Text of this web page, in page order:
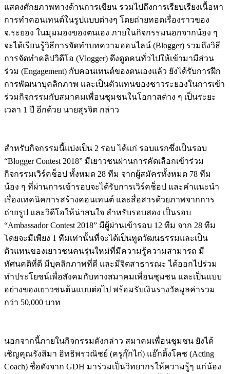
แสดงศักยภาพทางด้านการเขียน รวมไปถึงการเรียบเรียงเนื้อหา
การทำคอนเทนต์ในรูปแบบต่างๆ โดยถ่ายทอดเรื่องราวของ
จ.ระยอง ในมุมมองของตนเอง ภายในกิจกรรมนอกจากน้อง ๆ
จะได้เรียนรู้วิธีการจัดทำบทความออนไลน์ (Blogger) รวมถึงวิธี
การจัดทำคลิปวิดีโอ (Vlogger) ดึงดูดคนทั่วไปให้เข้ามามีส่วน
ร่วม (Engagement) กับคอนเทนต์ของตนเองแล้ว ยังได้รับการฝึก
การพัฒนาบุคลิกภาพ และเป็นตัวแทนของชาวระยองในการเข้า
ร่วมกิจกรรมกับสมาคมเพื่อนชุมชนในโอกาสต่าง ๆ เป็นระยะ
เวลา 1 ปี อีกด้วย นายสุรจิต กล่าว
สำหรับกิจกรรมนี้แบ่งเป็น 2 รอบ ได้แก่ รอบแรกซึ่งเป็นรอบ
“Blogger Contest 2018” มีเยาวชนผ่านการคัดเลือกเข้าร่วม
กิจกรรมเวิร์คช็อป ทั้งหมด 28 ทีม จากผู้สมัครทั้งหมด 78 ทีม
น้อง ๆ ที่ผ่านการเข้ารอบจะได้รับการเวิร์คช็อป และคำแนะนำ
เรื่องเทคนิคการสร้างคอนเทนต์ และสื่อสารด้วยภาพจากการ
ถ่ายรูป และวิดีโอให้น่าสนใจ สำหรับรอบสอง เป็นรอบ
“Ambassador Contest 2018” มีผู้ผ่านเข้ารอบ 12 ทีม จาก 28 ทีม
โดยจะมีเพียง 1 ทีมเท่านั้นที่จะได้เป็นทูตวัฒนธรรมและเป็น
ตัวแทนของเยาวชนคนรุ่นใหม่ที่มีความรู้ความสามารถ มี
ทัศนคติที่ดี มีบุคลิกภาพที่ดี และมีจิตสาธารณะ ได้ออกไปร่วม
ทำประโยชน์เพื่อสังคมกับทางสมาคมเพื่อนชุมชน และเป็นแบบ
อย่างของเยาวชนต้นแบบต่อไป พร้อมรับเงินรางวัลมูลค่ารวม
กว่า 50,000 บาท
นอกจากนี้ภายในกิจกรรมดังกล่าว สมาคมเพื่อนชุมชน ยังได้
เชิญคุณรังสิมา อิทธิพรวณิชย์ (ครูกุ๊กไก่) แอ๊กติ้งโคช (Acting
Coach) ชื่อดังจาก GDH มาร่วมเป็นวิทยากรให้ความรู้ๆ แก่น้อง